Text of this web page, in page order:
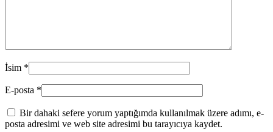
İsim *
E-posta *
Bir dahaki sefere yorum yaptığımda kullanılmak üzere adımı, e-
posta adresimi ve web site adresimi bu tarayıcıya kaydet.